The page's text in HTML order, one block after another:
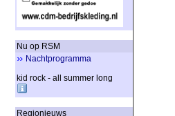
Nu op RSM
Nachtprogramma
kid rock - all summer long
Regionieuws